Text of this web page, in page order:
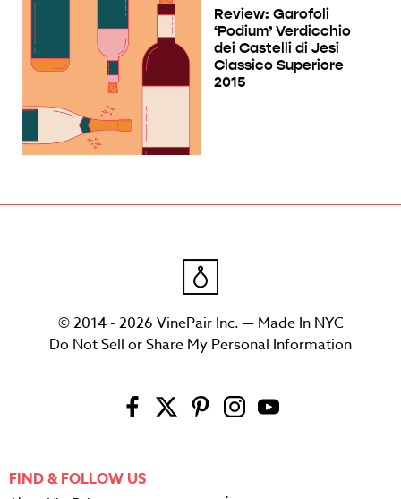
Review: Garofoli
‘Podium’ Verdicchio
dei Castelli di Jesi
Classico Superiore
2015
© 2014 - 2026 VinePair Inc. — Made In NYC
Do Not Sell or Share My Personal Information
FIND & FOLLOW US